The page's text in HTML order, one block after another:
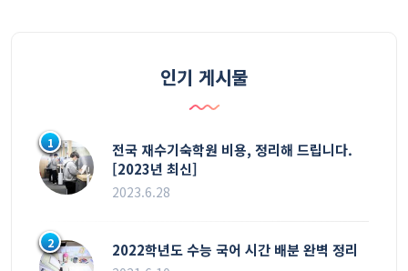
인기 게시물
1
전국 재수기숙학원 비용, 정리해 드립니다.
[2023년 최신]
2023.6.28
2 2022학년도 수능 국어 시간 배분 완벽 정리